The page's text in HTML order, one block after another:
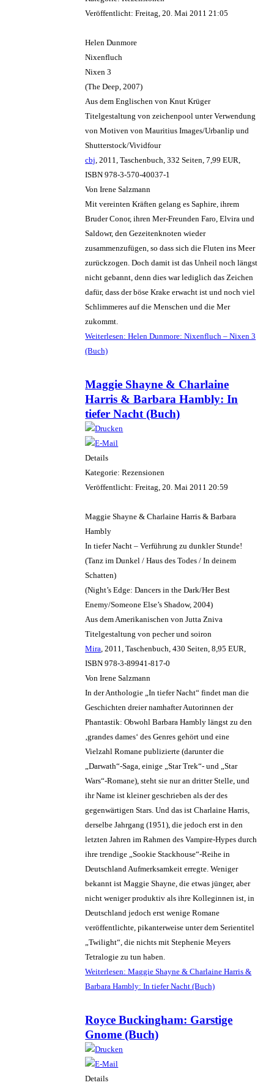
Veröffentlicht: Freitag, 20. Mai 2011 21:05
Helen Dunmore
Nixenfluch
Nixen 3
(The Deep, 2007)
Aus dem Englischen von Knut Krüger
Titelgestaltung von zeichenpool unter Verwendung
von Motiven von Mauritius Images/Urbanlip und
Shutterstock/Vividfour
cbj , 2011, Taschenbuch, 332 Seiten, 7,99 EUR,
ISBN 978-3-570-40037-1
Von Irene Salzmann
Mit vereinten Kräften gelang es Saphire, ihrem
Bruder Conor, ihren Mer-Freunden Faro, Elvira und
Saldowr, den Gezeitenknoten wieder
zusammenzufügen, so dass sich die Fluten ins Meer
zurückzogen. Doch damit ist das Unheil noch längst
nicht gebannt, denn dies war lediglich das Zeichen
dafür, dass der böse Krake erwacht ist und noch viel
Schlimmeres auf die Menschen und die Mer
zukommt.
Weiterlesen: Helen Dunmore: Nixenfluch – Nixen 3
(Buch)
Maggie Shayne & Charlaine
Harris & Barbara Hambly: In
tiefer Nacht (Buch)
Details
Kategorie: Rezensionen
Veröffentlicht: Freitag, 20. Mai 2011 20:59
Maggie Shayne & Charlaine Harris & Barbara
Hambly
In tiefer Nacht – Verführung zu dunkler Stunde!
(Tanz im Dunkel / Haus des Todes / In deinem
Schatten)
(Night’s Edge: Dancers in the Dark/Her Best
Enemy/Someone Else’s Shadow, 2004)
Aus dem Amerikanischen von Jutta Zniva
Titelgestaltung von pecher und soiron
Mira , 2011, Taschenbuch, 430 Seiten, 8,95 EUR,
ISBN 978-3-89941-817-0
Von Irene Salzmann
In der Anthologie „In tiefer Nacht“ findet man die
Geschichten dreier namhafter Autorinnen der
Phantastik: Obwohl Barbara Hambly längst zu den
‚grandes dames‘ des Genres gehört und eine
Vielzahl Romane publizierte (darunter die
„Darwath“-Saga, einige „Star Trek“- und „Star
Wars“-Romane), steht sie nur an dritter Stelle, und
ihr Name ist kleiner geschrieben als der des
gegenwärtigen Stars. Und das ist Charlaine Harris,
derselbe Jahrgang (1951), die jedoch erst in den
letzten Jahren im Rahmen des Vampire-Hypes durch
ihre trendige „Sookie Stackhouse“-Reihe in
Deutschland Aufmerksamkeit erregte. Weniger
bekannt ist Maggie Shayne, die etwas jünger, aber
nicht weniger produktiv als ihre Kolleginnen ist, in
Deutschland jedoch erst wenige Romane
veröffentlichte, pikanterweise unter dem Serientitel
„Twilight“, die nichts mit Stephenie Meyers
Tetralogie zu tun haben.
Weiterlesen: Maggie Shayne & Charlaine Harris &
Barbara Hambly: In tiefer Nacht (Buch)
Royce Buckingham: Garstige
Gnome (Buch)
Details